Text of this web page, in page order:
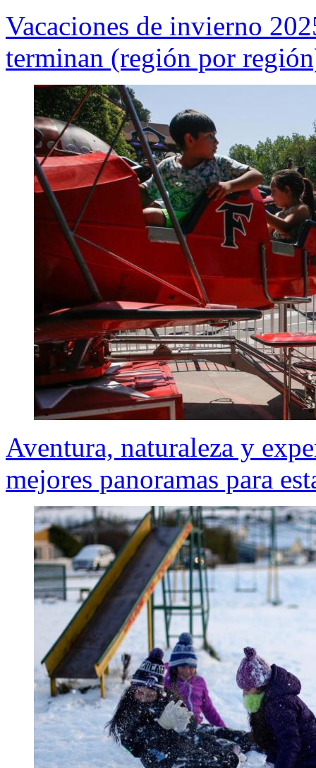
Vacaciones de invierno
terminan (región por
Aventura, naturaleza y
mejores panoramas para